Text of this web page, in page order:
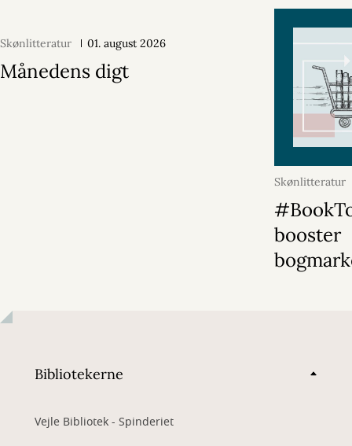
Skønlitteratur 01. august 2026
Månedens digt
Skønlitteratur
booster
Bibliotekerne
Vejle Bibliotek - Spinderiet